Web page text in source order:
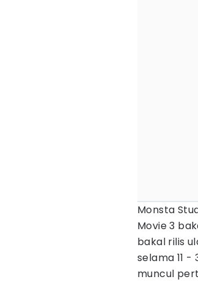
Monsta
Movie 3
bakal rilis
selama 11
muncul